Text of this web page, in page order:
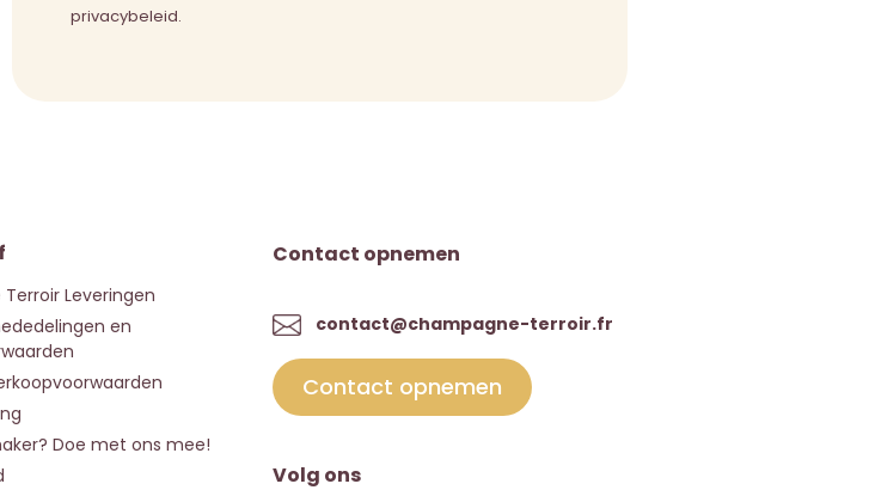
privacybeleid.
Leveringen
en
Doe met ons mee!
Contact opnemen
contact@champagne-terroir.fr
Contact opnemen
Volg ons